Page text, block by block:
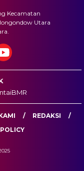
Kecamatan
Utara
REDAKSI